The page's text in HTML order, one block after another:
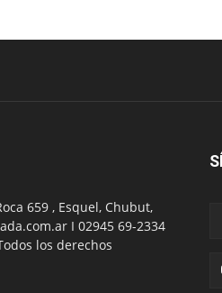
659 , Esquel, Chubut,
I 02945 69-2334
los derechos